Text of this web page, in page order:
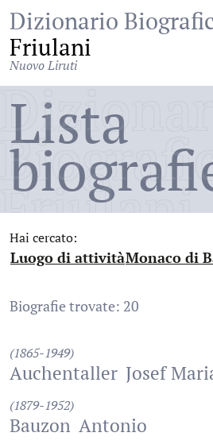
Dizionario
Friulani
Nuovo Liruti
Friulani
Lista
Hai cercato:
Luogo di attività
:Monaco di
Biografie trovate: 20
(1865-1949)
Auchentaller Josef
(1879-1952)
Bauzon Antonio